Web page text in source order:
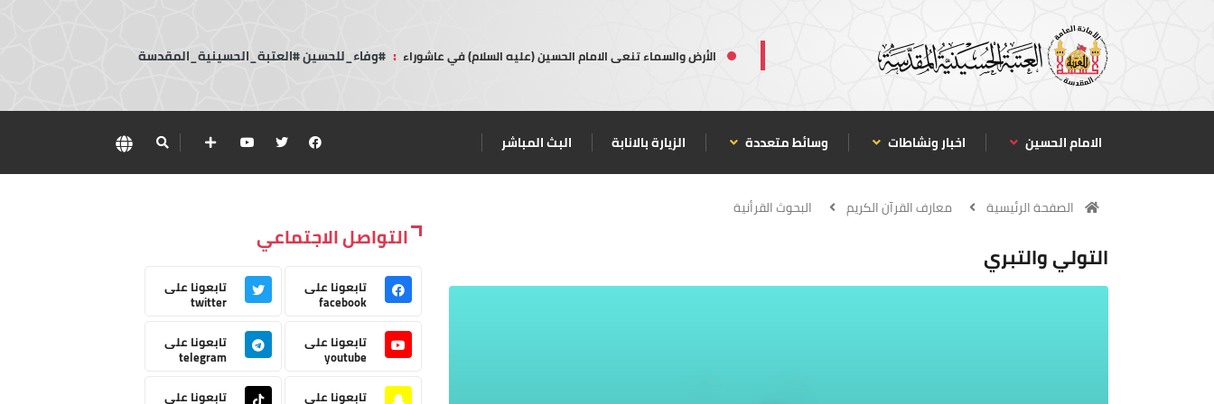
الأرض والسماء تنعى الامام الحسين (عليه السلام) في عاشوراء : #وفاء_للحسين #العتبة_الحسينية_المقدسة
الامام الحسين اخبار ونشاطات وسائط متعددة الزيارة بالانابة البث المباشر
الصفحة الرئيسية معارف القرآن الكريم البحوث القرأنية
التولي والتبري
التواصل الاجتماعي
تابعونا على
facebook
تابعونا على
twitter
تابعونا على
youtube
تابعونا على
telegram
تابعونا على
تابعونا على